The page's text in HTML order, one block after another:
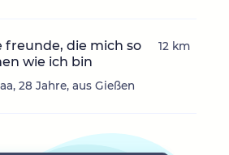
freunde, die mich so
wie ich bin
28 Jahre, aus Gießen
12 km